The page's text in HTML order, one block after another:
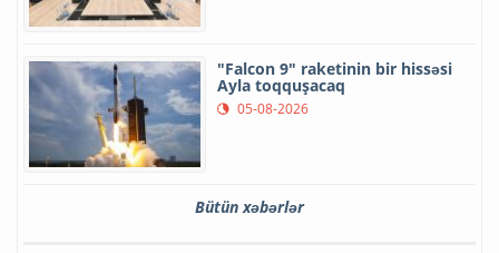
"Falcon 9" raketinin bir hissəsi
Ayla toqquşacaq
05-08-2026
Bütün xəbərlər